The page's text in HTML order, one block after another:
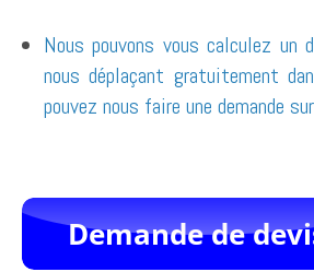
Nous pouvons vous calculez un
nous déplaçant gratuitement
pouvez nous faire une demande